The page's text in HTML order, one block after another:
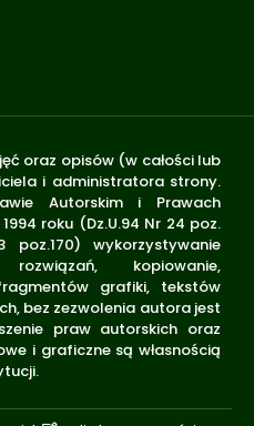
oraz opisów (w całości lub
i administratora strony.
Autorskim i Prawach
roku (Dz.U.94 Nr 24 poz.
wykorzystywanie
kopiowanie,
grafiki, tekstów
bez zezwolenia autora jest
praw autorskich oraz
i graficzne są własnością